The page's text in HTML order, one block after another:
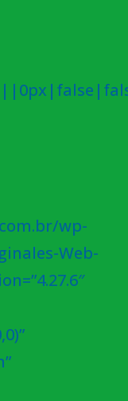
wp-
Web-